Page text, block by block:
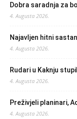
Dobra saradnja za
4. Augusta 2026.
Najavljen hitni
4. Augusta 2026.
Rudari u Kaknju
4. Augusta 2026.
Preživjeli planinari,
4. Augusta 2026.